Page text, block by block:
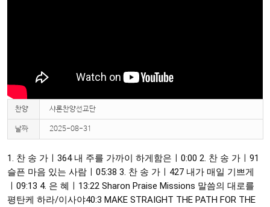
찬양 샤론찬양선교단
날짜 2025-08-31
1. 찬 송 가ㅣ364 내 주를 가까이 하게함은ㅣ 0:00 2. 찬 송 가ㅣ91
슬픈 마음 있는 사람ㅣ 05:38 3. 찬 송 가ㅣ427 내가 매일 기쁘게
ㅣ 09:13 4. 은 혜ㅣ 13:22 Sharon Praise Missions 말씀의 대로를
평탄케 하라/이사야40:3 MAKE STRAIGHT THE PATH FOR THE